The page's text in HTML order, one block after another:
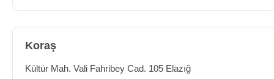
Koraş
Kültür Mah. Vali Fahribey Cad. 105 Elazığ